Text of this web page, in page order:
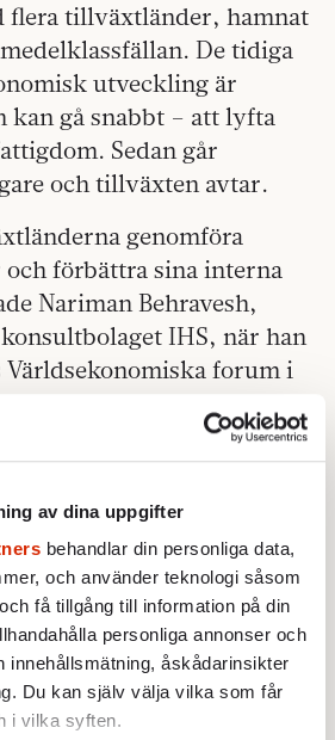
av dina uppgifter
behandlar din personliga data,
och använder teknologi såsom
få tillgång till information på din
personliga annonser och
innehållsmätning, åskådarinsikter
Du kan själv välja vilka som får
i vilka syften.
flera tillväxtländer, hamnat
De tidiga
utveckling är
kan gå snabbt – att lyfta
Sedan går
och tillväxten avtar.
genomföra
förbättra sina interna
Nariman Behravesh,
IHS, när han
forum i
exklusiva São Paulo-
är utom räckhåll för
nöja sig med någon av de
bostäder som byggts
för att få fler att lämna
1,6 miljoner bostäder